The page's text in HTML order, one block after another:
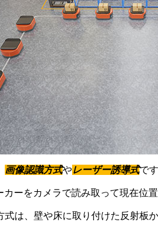
画像認識方式やレーザー誘導式で
ーをカメラで読み取って現在位
式は、壁や床に取り付けた反射板